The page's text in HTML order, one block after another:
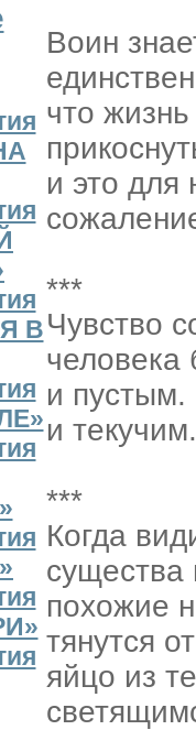
В
Воин
что
и это для
***
Чувство
и пустым.
и текучим.
***
Когда
существа
похожие
тянутся
яйцо из